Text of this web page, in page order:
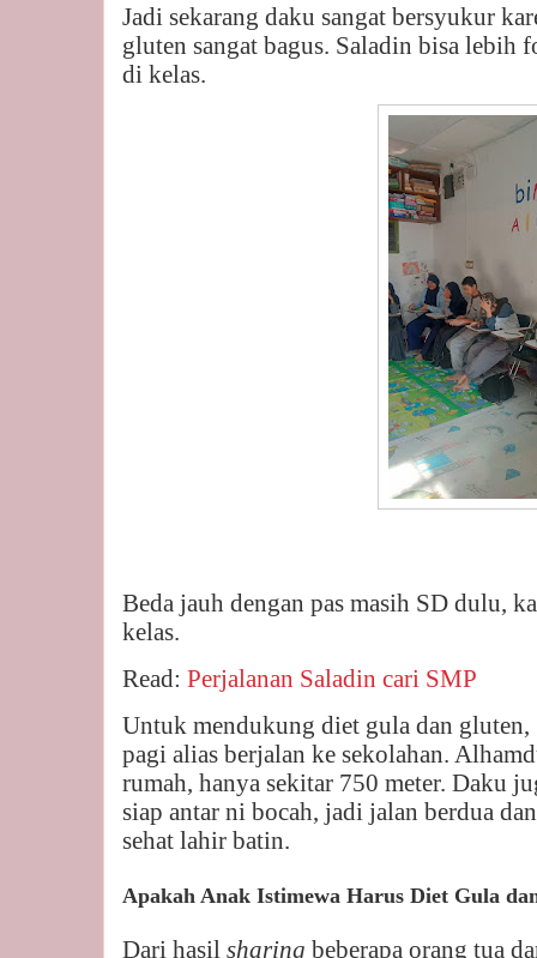
Jadi sekarang daku sangat bersyukur
gluten sangat bagus. Saladin bisa lebih
di kelas.
Beda jauh dengan pas masih SD dulu,
kelas.
Read: Perjalanan Saladin cari SMP
Untuk mendukung diet gula dan
pagi alias berjalan ke sekolahan.
rumah, hanya sekitar 750 meter. Daku
siap antar ni bocah, jadi jalan berdua
sehat lahir batin.
Apakah Anak Istimewa Harus Diet Gula
Dari hasil sharing beberapa orang tua